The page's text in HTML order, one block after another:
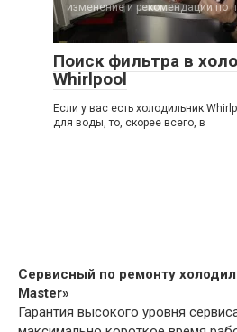
изменение и рекомендации по
Поиск фильтра в
Whirlpool
Если у вас есть холодильник
для воды, то, скорее всего, в
Сервисный по ремонту
Master»
Гарантия высокого уровня